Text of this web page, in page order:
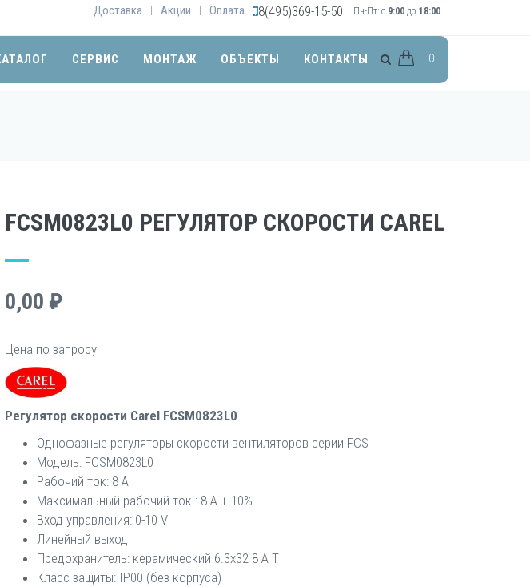
Доставка | Акции | Оплата 8(495)369-15-50 Пн-Пт: с 9:00 до 18:00
СЕРВИС МОНТАЖ ОБЪЕКТЫ КОНТАКТЫ 0
FCSM0823L0 РЕГУЛЯТОР СКОРОСТИ CAREL
0,00 ₽
Цена по запросу
Регулятор скорости Carel FCSM0823L0
Однофазные регуляторы скорости вентиляторов серии FCS
Модель: FCSM0823L0
Рабочий ток: 8 A
Максимальный рабочий ток : 8 A + 10%
Вход управления: 0-10 V
Линейный выход
Предохранитель: керамический 6.3x32 8 A T
Класс защиты: IP00 (без корпуса)